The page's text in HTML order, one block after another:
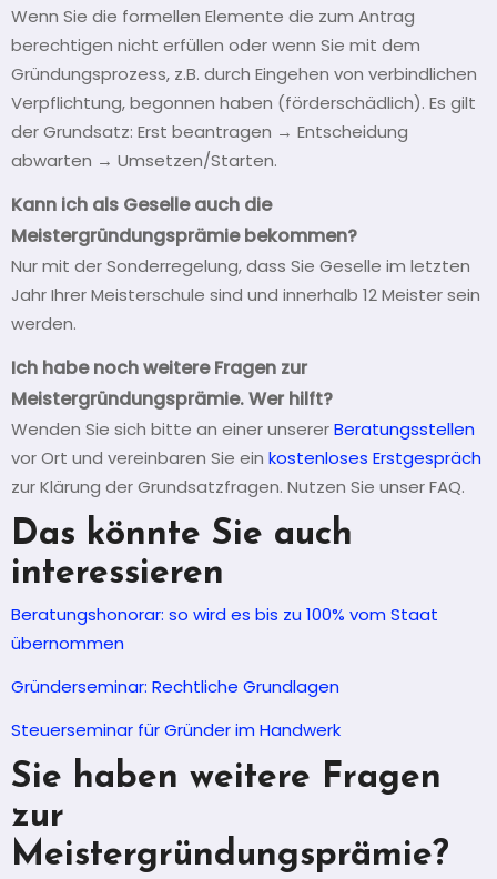
Wenn Sie die formellen Elemente die zum Antrag
berechtigen nicht erfüllen oder wenn Sie mit dem
Gründungsprozess, z.B. durch Eingehen von verbindlichen
Verpflichtung, begonnen haben (förderschädlich). Es gilt
der Grundsatz: Erst beantragen → Entscheidung
abwarten → Umsetzen/Starten.
Kann ich als Geselle auch die
Meistergründungsprämie bekommen?
Nur mit der Sonderregelung, dass Sie Geselle im letzten
Jahr Ihrer Meisterschule sind und innerhalb 12 Meister sein
werden.
Ich habe noch weitere Fragen zur
Meistergründungsprämie.Wer hilft?
Wenden Sie sich bitte an einer unsererBeratungsstellen
vor Ort und vereinbaren Sie ein kostenloses Erstgespräch
zur Klärung der Grundsatzfragen. Nutzen Sie unser FAQ.
Das könnte Sie auch
interessieren
Beratungshonorar: so wird es bis zu 100% vom Staat
übernommen
Gründerseminar: Rechtliche Grundlagen
Steuerseminar für Gründer im Handwerk
Sie haben weitere Fragen
zur
Meistergründungsprämie?